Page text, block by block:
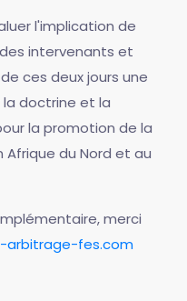
l'implication de
intervenants et
ces deux jours une
doctrine et la
la promotion de la
Afrique du Nord et au
merci
arbitrage-fes.com